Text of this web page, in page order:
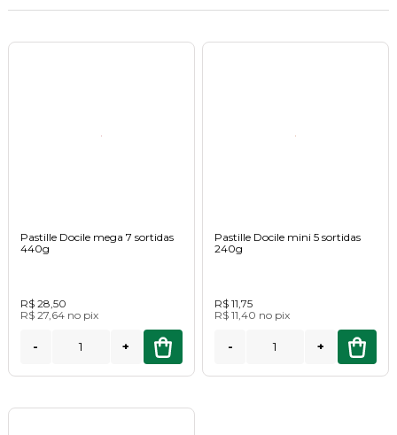
Pastille Docile mega 7 sortidas
440g
R$ 28,50
R$ 27,64 no pix
- +
Pastille Docile mini 5 sortidas
240g
R$ 11,75
R$ 11,40 no pix
- +